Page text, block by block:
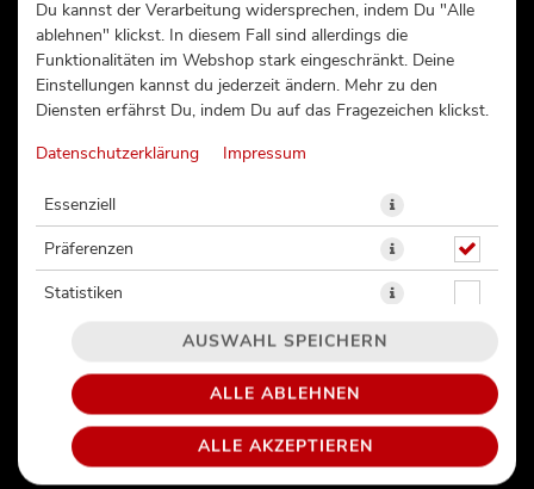
Du kannst der Verarbeitung widersprechen, indem Du "Alle
ablehnen" klickst. In diesem Fall sind allerdings die
Funktionalitäten im Webshop stark eingeschränkt. Deine
Einstellungen kannst du jederzeit ändern. Mehr zu den
Diensten erfährst Du, indem Du auf das Fragezeichen klickst.
Datenschutzerklärung Impressum
Essenziell
Präferenzen
Statistiken
AUSWAHL SPEICHERN
ALLE ABLEHNEN
ALLE AKZEPTIEREN
TRAUBENSCHORLE 0,33L
2,50 € *